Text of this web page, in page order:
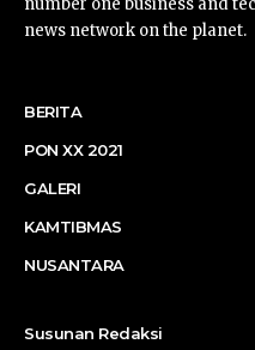
number one business and
news network on the planet.
BERITA
PON XX 2021
GALERI
KAMTIBMAS
NUSANTARA
Susunan Redaksi